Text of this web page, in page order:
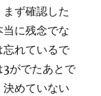
ず確認した
に残念でな
忘れているで
3がでたあとで
めていない